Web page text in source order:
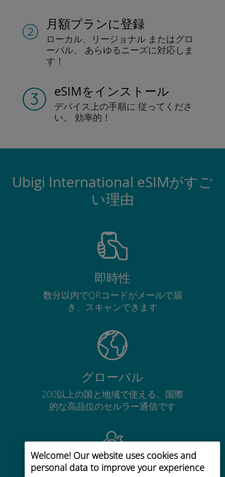
Welcome! Our website uses cookies and
personal data to improve your experience
月額プランに登録
ローカル、リージョナル またはグロ
ーバル。
あらゆるニーズに対応しま
す！
eSIMをインストール
デバイス上の手順に 従ってくださ
い。
効率的！
Ubigi International eSIMがすご
い理由
即時性
数分以内でQRコードがメールで届
き、スキャンできます
グローバル
200以上の国と地域で使える、国際
的な高品位のセルラー通信です